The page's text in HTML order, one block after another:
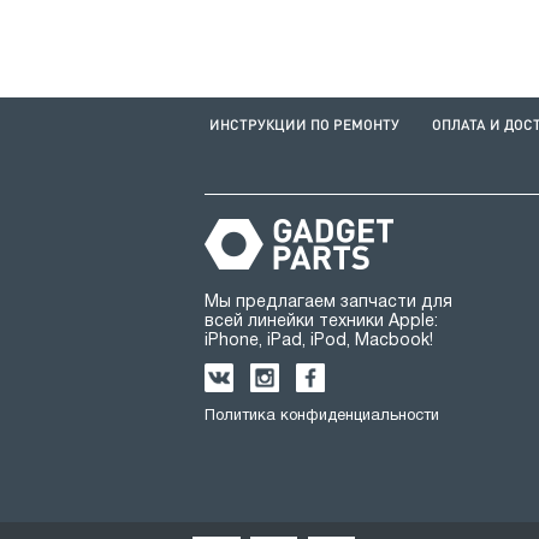
ИНСТРУКЦИИ ПО РЕМОНТУ ОПЛАТА И
Мы предлагаем запчасти для
всей линейки техники Apple:
iPhone, iPad, iPod, Macbook!
Политика конфиденциальности